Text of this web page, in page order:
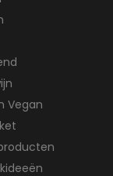
Vegan